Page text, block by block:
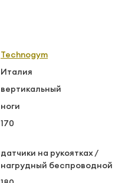
Technogym
Италия
вертикальный
ноги
170
датчики на рукоятках /
нагрудный беспроводной